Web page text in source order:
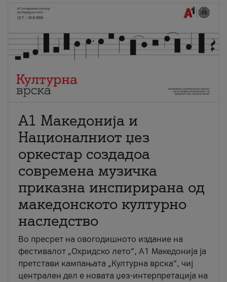
А1 Македонија и
Националниот џез
оркестар создадоа
современа музичка
приказна инспирирана од
македонското културно
наследство
Во пресрет на овогодишното издание на
фестивалот „Охридско лето“, А1 Македонија ја
претстави кампањата „Културна врска“, чиј
централен дел е новата џез-интерпретација на